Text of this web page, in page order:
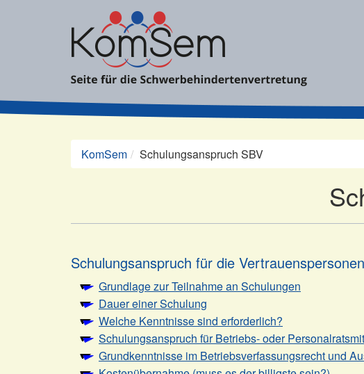
KomSem Schulungsanspruch SBV
Schulungsanspruch für die
Grundlage zur Teilnahme an Schulungen
Dauer einer Schulung
Welche Kenntnisse sind erforderlich?
Schulungsanspruch für Betriebs- oder
Grundkenntnisse im Betriebsverfassungsrecht und